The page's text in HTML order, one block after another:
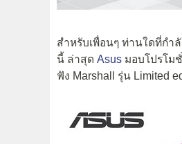
สำหรับเพื่อนๆ ท่านใดที่กำ
นี้ ล่าสุด Asus มอบโปรโม
ฟัง Marshall รุ่น Limited